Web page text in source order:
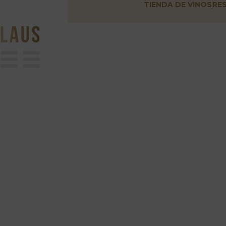
TIENDA DE VINOS